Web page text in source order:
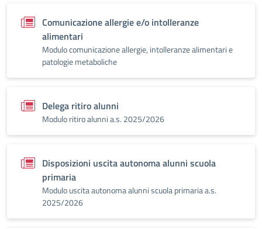
Comunicazione allergie e/o intolleranze
alimentari
Modulo comunicazione allergie, intolleranze alimentari e
patologie metaboliche
Delega ritiro alunni
Modulo ritiro alunni a.s. 2025/2026
Disposizioni uscita autonoma alunni scuola
primaria
Modulo uscita autonoma alunni scuola primaria a.s.
2025/2026